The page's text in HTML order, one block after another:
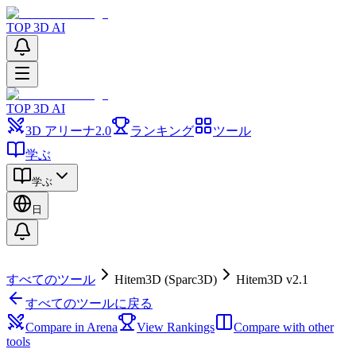
TOP 3D AI
TOP 3D AI
3D アリーナ2.0 ランキング
ツール
学ぶ
学ぶ
日
すべてのツール Hitem3D (Sparc3D)
Hitem3D v2.1
すべてのツールに戻る
Compare in Arena
View Rankings
Compare with other
tools